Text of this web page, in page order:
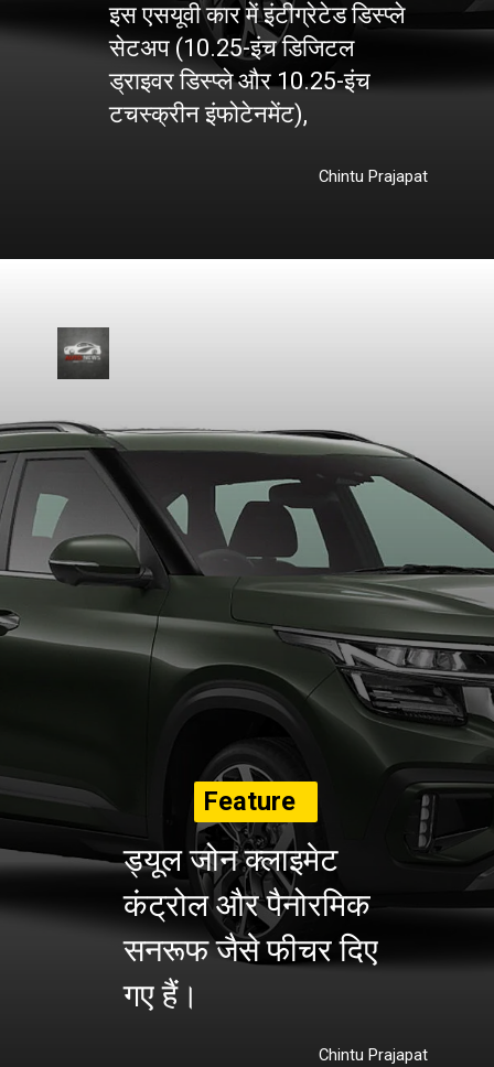
इस एसयूवी कार में इंटीग्रेटेड डिस्प्ले
सेटअप (10.25-इंच डिजिटल
ड्राइवर डिस्प्ले और 10.25-इंच
टचस्क्रीन इंफोटेनमेंट),
Chintu Prajapat
ड्यूल जोन क्लाइमेट
कंट्रोल और पैनोरमिक
सनरूफ जैसे फीचर दिए
गए हैं।
Chintu Prajapat
Feature
s